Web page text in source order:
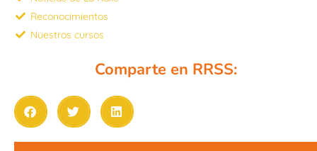
Reconocimientos
Nuestros cursos
Comparte en RRSS: